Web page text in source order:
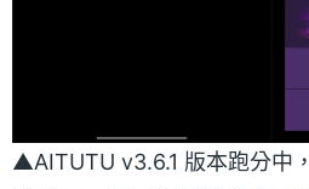
▲AITUTU v3.6.1 版本跑分中